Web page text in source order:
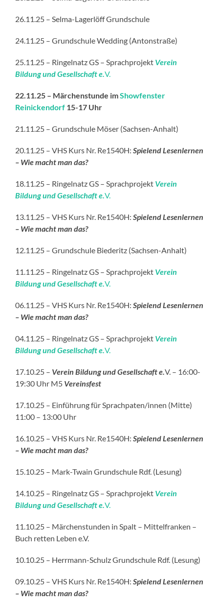
26.11.25 – Selma-Lagerlöff Grundschule
24.11.25 – Grundschule Wedding (Antonstraße)
25.11.25 – Ringelnatz GS – Sprachprojekt Verein
Bildung und Gesellschaft e.V.
22.11.25 – Märchenstunde imShowfenster
Reinickendorf 15-17 Uhr
21.11.25 – Grundschule Möser (Sachsen-Anhalt)
20.11.25 – VHS Kurs Nr. Re1540H:Spielend Lesenlernen
– Wie macht man das?
18.11.25 – Ringelnatz GS – Sprachprojekt Verein
Bildung und Gesellschaft e.V.
13.11.25 – VHS Kurs Nr. Re1540H:Spielend Lesenlernen
– Wie macht man das?
12.11.25 – Grundschule Biederitz (Sachsen-Anhalt)
11.11.25 – Ringelnatz GS – Sprachprojekt Verein
Bildung und Gesellschaft e.V.
06.11.25 – VHS Kurs Nr. Re1540H:Spielend Lesenlernen
– Wie macht man das?
04.11.25 – Ringelnatz GS – Sprachprojekt Verein
Bildung und Gesellschaft e.V.
17.10.25 – Verein Bildung und Gesellschaft e.V. – 16:00-
19:30 Uhr M5 Vereinsfest
17.10.25 – Einführung für Sprachpaten/innen (Mitte)
11:00 – 13:00 Uhr
16.10.25 – VHS Kurs Nr. Re1540H:Spielend Lesenlernen
– Wie macht man das?
15.10.25 – Mark-Twain Grundschule Rdf. (Lesung)
14.10.25 – Ringelnatz GS – Sprachprojekt Verein
Bildung und Gesellschaft e.V.
11.10.25 – Märchenstunden in Spalt – Mittelfranken –
Buch retten Leben e.V.
10.10.25 – Herrmann-Schulz Grundschule Rdf. (Lesung)
09.10.25 – VHS Kurs Nr. Re1540H:Spielend Lesenlernen
– Wie macht man das?